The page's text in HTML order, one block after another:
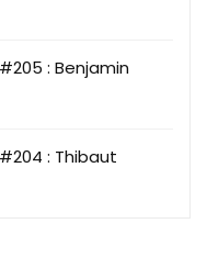
: Benjamin
: Thibaut